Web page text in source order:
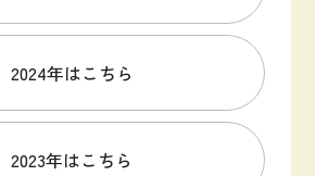
2024年はこちら
2023年はこちら